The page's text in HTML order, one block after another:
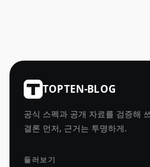
TOPTEN-BLOG
공식 스펙과 공개 자료를 검증해
결론 먼저, 근거는 투명하게.
둘러보기